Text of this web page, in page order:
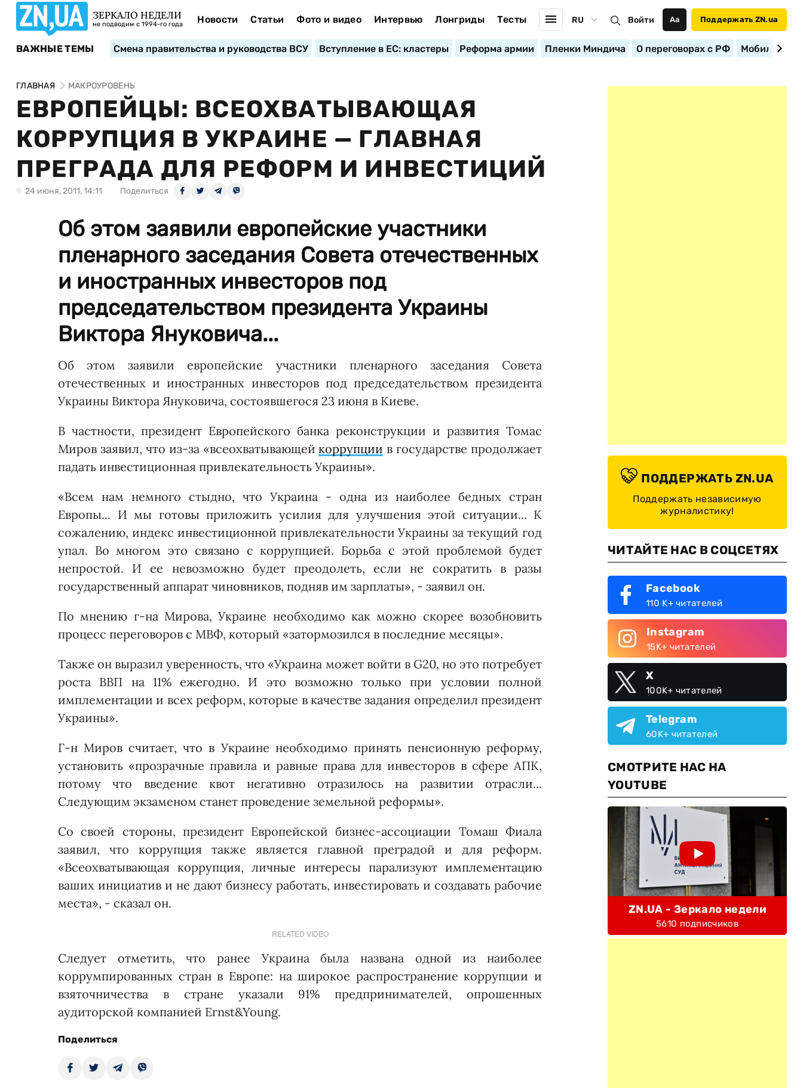
ЗЕРКАЛО НЕДЕЛИ
не подводим с 1994-го года Новости Статьи Фото и видео Интервью Лонгриды Тесты RU Войти Аа Поддержать ZN.ua
ВАЖНЫЕ ТЕМЫ Смена правительства и руководства ВСУ Вступление в ЕС: кластеры Реформа армии Пленки Миндича О переговорах с РФ
ГЛАВНАЯ МАКРОУРОВЕНЬ
ЕВРОПЕЙЦЫ: ВСЕОХВАТЫВАЮЩАЯ
КОРРУПЦИЯ В УКРАИНЕ — ГЛАВНАЯ
ПРЕГРАДА ДЛЯ РЕФОРМ И ИНВЕСТИЦИЙ
24 июня, 2011, 14:11 Поделиться
Об этом заявили европейские участники
пленарного заседания Совета отечественных
и иностранных инвесторов под
председательством президента Украины
Виктора Януковича...
Об этом заявили европейские участники пленарного заседания Совета
отечественных и иностранных инвесторов под председательством президента
Украины Виктора Януковича, состоявшегося 23 июня в Киеве.
В частности, президент Европейского банка реконструкции и развития Томас
Миров заявил, что из-за «всеохватывающейкоррупции в государстве продолжает
падать инвестиционная привлекательность Украины».
«Всем нам немного стыдно, что Украина - одна из наиболее бедных стран
Европы... И мы готовы приложить усилия для улучшения этой ситуации... К
сожалению, индекс инвестиционной привлекательности Украины за текущий год
упал. Во многом это связано с коррупцией. Борьба с этой проблемой будет
непростой. И ее невозможно будет преодолеть, если не сократить в разы
государственный аппарат чиновников, подняв им зарплаты», - заявил он.
По мнению г-на Мирова, Украине необходимо как можно скорее возобновить
процесс переговоров с МВФ, который «затормозился в последние месяцы».
Также он выразил уверенность, что «Украина может войти в G20, но это потребует
роста ВВП на 11% ежегодно. И это возможно только при условии полной
имплементации и всех реформ, которые в качестве задания определил президент
Украины».
Г-н Миров считает, что в Украине необходимо принять пенсионную реформу,
установить «прозрачные правила и равные права для инвесторов в сфере АПК,
потому что введение квот негативно отразилось на развитии отрасли...
Следующим экзаменом станет проведение земельной реформы».
Со своей стороны, президент Европейской бизнес-ассоциации Томаш Фиала
заявил, что коррупция также является главной преградой и для реформ.
«Всеохватывающая коррупция, личные интересы парализуют имплементацию
ваших инициатив и не дают бизнесу работать, инвестировать и создавать рабочие
места», - сказал он.
RELATED VIDEO
Следует отметить, что ранее Украина была названа одной из наиболее
коррумпированных стран в Европе: на широкое распространение коррупции и
взяточничества в стране указали 91% предпринимателей, опрошенных
аудиторской компанией Ernst&Young.
Поделиться
ПОДДЕРЖАТЬ ZN.UA
Поддержать независимую
журналистику!
ЧИТАЙТЕ НАС В СОЦСЕТЯХ
Facebook
110 K+ читателей
Instagram
15K+ читателей
X
100K+ читателей
Telegram
60K+ читателей
СМОТРИТЕ НАС НА
YOUTUBE
ZN.UA - Зеркало недели
5610 подписчиков